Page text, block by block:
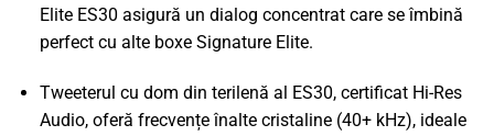
Elite ES30 asigură un dialog concentrat care se îmbină
perfect cu alte boxe Signature Elite.
Tweeterul cu dom din terilenă al ES30, certificat Hi-Res
Audio, oferă frecvențe înalte cristaline (40+ kHz), ideale